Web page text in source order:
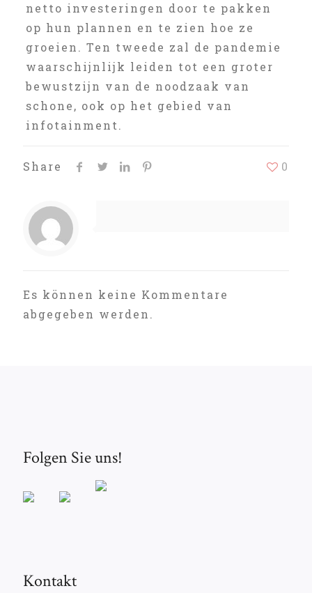
netto investeringen door te pakken
op hun plannen en te zien hoe ze
groeien. Ten tweede zal de pandemie
waarschijnlijk leiden tot een groter
bewustzijn van de noodzaak van
schone, ook op het gebied van
infotainment.
Share 0
Es können keine Kommentare
abgegeben werden.
Folgen Sie uns!
Kontakt